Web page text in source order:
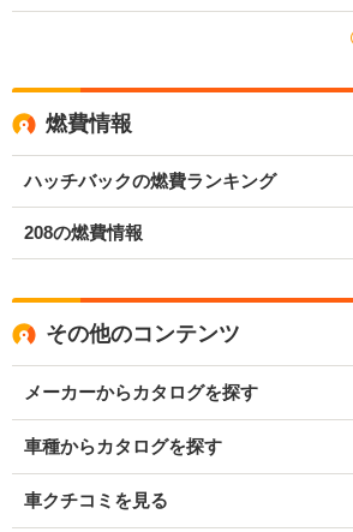
燃費情報
ハッチバックの燃費ランキング
208の燃費情報
その他のコンテンツ
メーカーからカタログを探す
車種からカタログを探す
車クチコミを見る